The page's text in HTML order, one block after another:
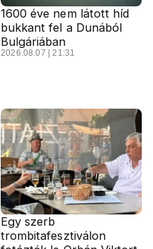
1600 éve nem látott híd
bukkant fel a Dunából
Bulgáriában
2026.08.07 | 21:31
Egy szerb
trombitafesztiválon